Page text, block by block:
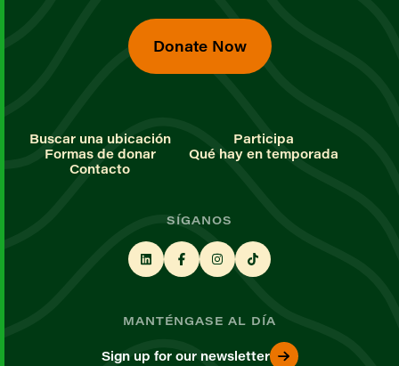
Donate Now
Buscar una ubicación
Participa
Formas de donar
Qué hay en temporada
Contacto
SÍGANOS
MANTÉNGASE AL DÍA
Sign up for our newsletter